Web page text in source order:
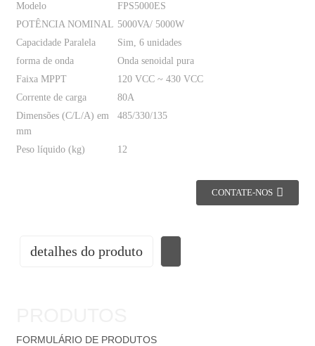
Modelo
FPS5000ES
POTÊNCIA NOMINAL 5000VA/ 5000W
Capacidade Paralela
Sim, 6 unidades
forma de onda
Onda senoidal pura
Faixa MPPT
120 VCC ~ 430 VCC
Corrente de carga
80A
Dimensões (C/L/A) em
mm
485/330/135
Peso líquido (kg) 12
CONTATE-NOS
detalhes do produto
FORMULÁRIO DE PRODUTOS